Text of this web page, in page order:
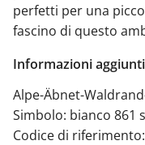
perfetti per una
fascino di questo
Informazioni
Alpe-Äbnet-
Simbolo: bianco 861
Codice di riferimento: